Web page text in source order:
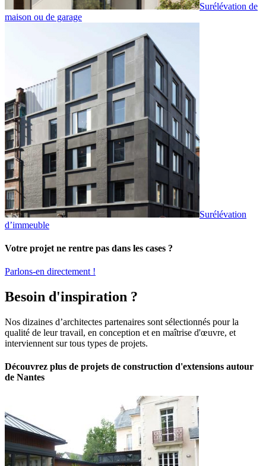
Surélévation de
maison ou de garage
Surélévation
d’immeuble
Votre projet ne rentre pas dans les cases ?
Parlons-en directement !
Besoin d'inspiration ?
Nos dizaines d’architectes partenaires sont sélectionnés pour la
qualité de leur travail, en conception et en maîtrise d'œuvre, et
interviennent sur tous types de projets.
Découvrez plus de projets de construction d'extensions autour
de Nantes